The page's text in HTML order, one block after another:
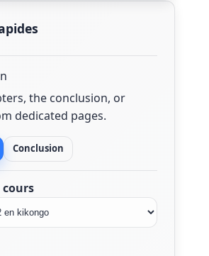
the conclusion, or
dedicated pages.
Conclusion
cours